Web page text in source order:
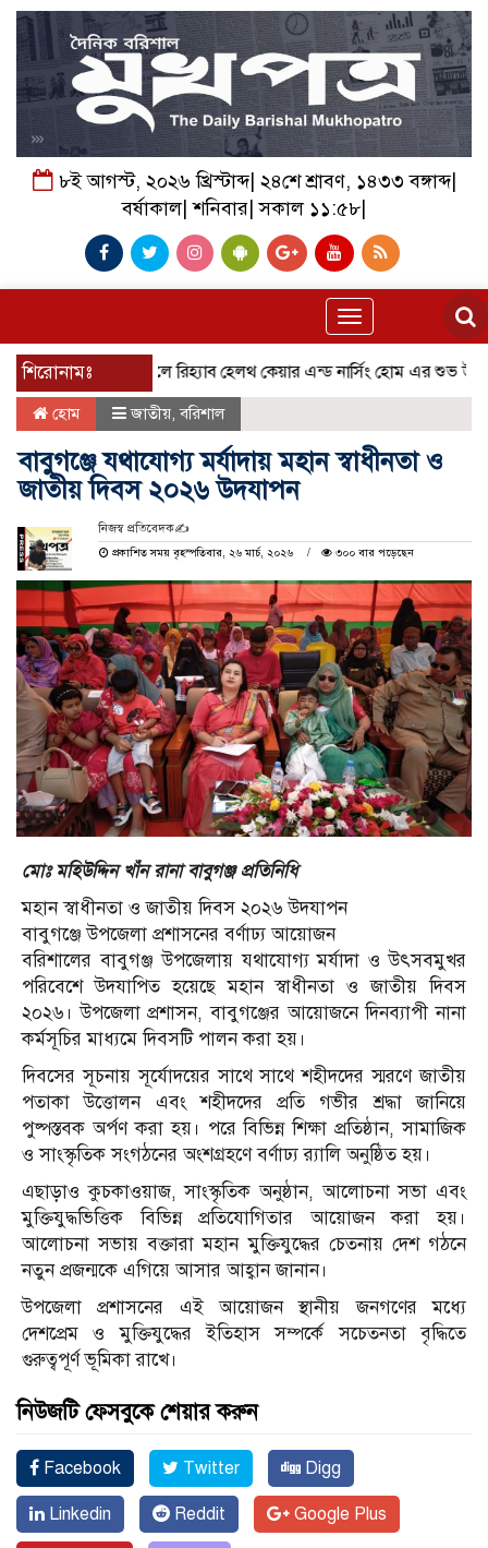
৮ই আগস্ট, ২০২৬ খ্রিস্টাব্দ| ২৪শে শ্রাবণ, ১৪৩৩ বঙ্গাব্দ|
বর্ষাকাল| শনিবার| সকাল ১১:৫৮|
Toggle
navigation
শিরোনামঃবরিশালে রিহ্যাব হেলথ কেয়ার এন্ড নার্সিং হোম এর শুভ উদ্বোধন
হোম জাতীয়,বরিশাল
বাবুগঞ্জে যথাযোগ্য মর্যাদায় মহান স্বাধীনতা ও
জাতীয় দিবস ২০২৬ উদযাপন
নিজস্ব প্রতিবেদক✍️
প্রকাশিত সময় বৃহস্পতিবার, ২৬ মার্চ, ২০২৬
৩০০ বার পড়েছেন
মোঃ মহিউদ্দিন খাঁন রানা বাবুগঞ্জ প্রতিনিধি
মহান স্বাধীনতা ও জাতীয় দিবস ২০২৬ উদযাপন
বাবুগঞ্জে উপজেলা প্রশাসনের বর্ণাঢ্য আয়োজন
বরিশালের বাবুগঞ্জ উপজেলায় যথাযোগ্য মর্যাদা ও উৎসবমুখর
পরিবেশে উদযাপিত হয়েছে মহান স্বাধীনতা ও জাতীয় দিবস
২০২৬। উপজেলা প্রশাসন, বাবুগঞ্জের আয়োজনে দিনব্যাপী নানা
কর্মসূচির মাধ্যমে দিবসটি পালন করা হয়।
দিবসের সূচনায় সূর্যোদয়ের সাথে সাথে শহীদদের স্মরণে জাতীয়
পতাকা উত্তোলন এবং শহীদদের প্রতি গভীর শ্রদ্ধা জানিয়ে
পুষ্পস্তবক অর্পণ করা হয়। পরে বিভিন্ন শিক্ষা প্রতিষ্ঠান, সামাজিক
ও সাংস্কৃতিক সংগঠনের অংশগ্রহণে বর্ণাঢ্য র‍্যালি অনুষ্ঠিত হয়।
এছাড়াও কুচকাওয়াজ, সাংস্কৃতিক অনুষ্ঠান, আলোচনা সভা এবং
মুক্তিযুদ্ধভিত্তিক বিভিন্ন প্রতিযোগিতার আয়োজন করা হয়।
আলোচনা সভায় বক্তারা মহান মুক্তিযুদ্ধের চেতনায় দেশ গঠনে
নতুন প্রজন্মকে এগিয়ে আসার আহ্বান জানান।
উপজেলা প্রশাসনের এই আয়োজন স্থানীয় জনগণের মধ্যে
দেশপ্রেম ও মুক্তিযুদ্ধের ইতিহাস সম্পর্কে সচেতনতা বৃদ্ধিতে
গুরুত্বপূর্ণ ভূমিকা রাখে।
নিউজটি ফেসবুকে শেয়ার করুন
Facebook Twitter Digg
Linkedin Reddit Google Plus